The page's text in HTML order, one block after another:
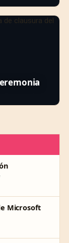
Microsoft